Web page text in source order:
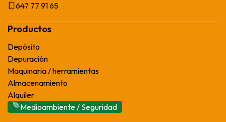
647 77 91 65
Productos
Depósito
Depuración
Maquinaria / herramientas
Almacenamiento
Alquiler
Medioambiente / Seguridad